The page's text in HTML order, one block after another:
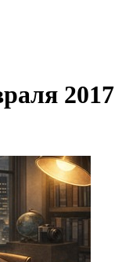
2017